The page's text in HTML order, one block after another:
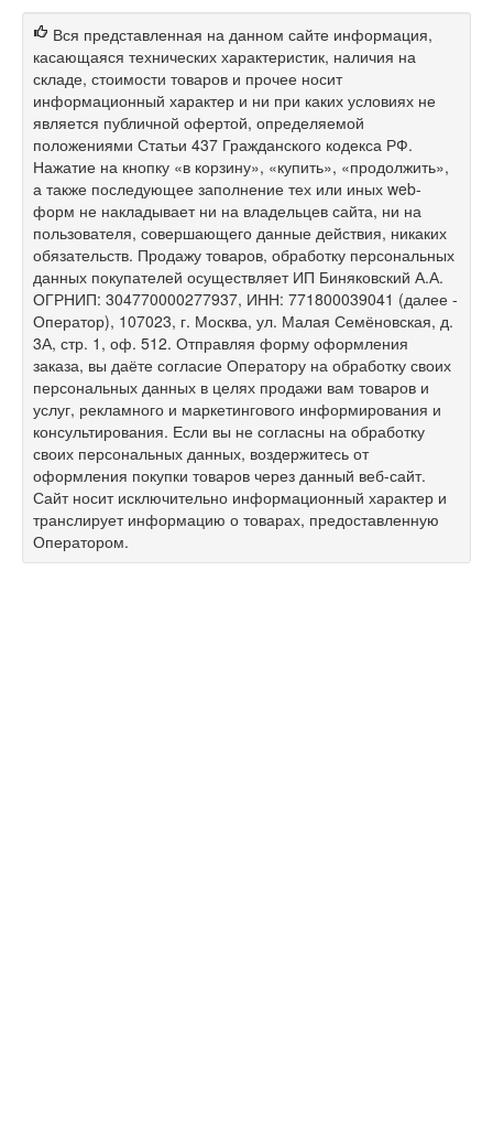
Вся представленная на данном сайте информация,
касающаяся технических характеристик, наличия на
складе, стоимости товаров и прочее носит
информационный характер и ни при каких условиях не
является публичной офертой, определяемой
положениями Статьи 437 Гражданского кодекса РФ.
Нажатие на кнопку «в корзину», «купить», «продолжить»,
а также последующее заполнение тех или иных web-
форм не накладывает ни на владельцев сайта, ни на
пользователя, совершающего данные действия, никаких
обязательств. Продажу товаров, обработку персональных
данных покупателей осуществляет ИП Биняковский А.А.
ОГРНИП: 304770000277937, ИНН: 771800039041 (далее -
Оператор), 107023, г. Москва, ул. Малая Семёновская, д.
3А, стр. 1, оф. 512. Отправляя форму оформления
заказа, вы даёте согласие Оператору на обработку своих
персональных данных в целях продажи вам товаров и
услуг, рекламного и маркетингового информирования и
консультирования. Если вы не согласны на обработку
своих персональных данных, воздержитесь от
оформления покупки товаров через данный веб-сайт.
Сайт носит исключительно информационный характер и
транслирует информацию о товарах, предоставленную
Оператором.